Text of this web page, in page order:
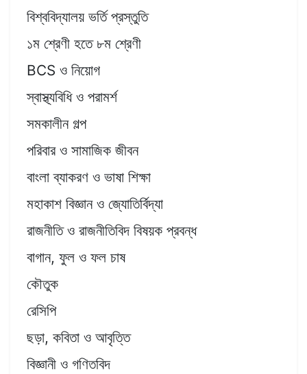
বিশ্ববিদ্যালয় ভর্তি প্রস্তুতি
১ম শ্রেণী হতে ৮ম শ্রেণী
BCS ও নিয়োগ
স্বাস্থ্যবিধি ও পরামর্শ
সমকালীন গল্প
পরিবার ও সামাজিক জীবন
বাংলা ব্যাকরণ ও ভাষা শিক্ষা
মহাকাশ বিজ্ঞান ও জ্যোতির্বিদ্যা
রাজনীতি ও রাজনীতিবিদ বিষয়ক প্রবন্ধ
বাগান, ফুল ও ফল চাষ
কৌতুক
রেসিপি
ছড়া, কবিতা ও আবৃত্তি
বিজ্ঞানী ও গণিতবিদ